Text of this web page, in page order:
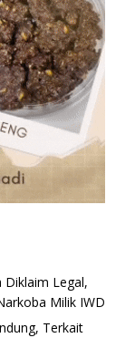
Diklaim Legal,
Milik IWD
Terkait